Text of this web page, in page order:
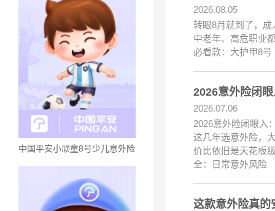
中国平安小顽童8号少儿意外险
2026.08.05
转眼8月就到了，
中老年、高危职业
必看款：大护甲8
2026意外险闭
2026.07.06
2026意外险闭眼入
这几年选意外险，
价比依旧是天花板
全：日常意外风险
这款意外险真的